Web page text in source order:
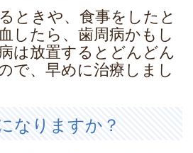
ときや、食事をしたと
したら、歯周病かもし
は放置するとどんどん
で、早めに治療しまし
なりますか？